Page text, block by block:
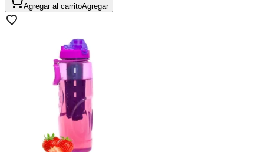
Agregar al carritoAgregar